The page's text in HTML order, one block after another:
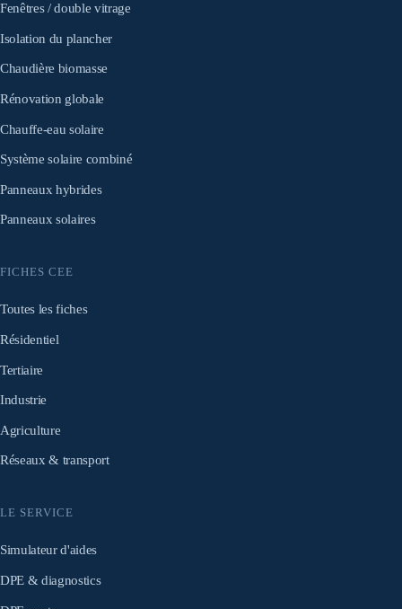
Fenêtres / double vitrage
Isolation du plancher
Chaudière biomasse
Rénovation globale
Chauffe-eau solaire
Système solaire combiné
Panneaux hybrides
Panneaux solaires
FICHES CEE
Toutes les fiches
Résidentiel
Tertiaire
Industrie
Agriculture
Réseaux & transport
LE SERVICE
Simulateur d'aides
DPE & diagnostics